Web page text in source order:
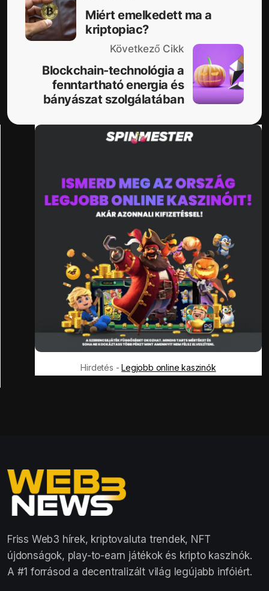
Miért emelkedett ma a
kriptopiac?
Következő Cikk
Blockchain-technológia a
fenntartható energia és
bányászat szolgálatában
Hirdetés -Legjobb online kaszinók
Friss Web3 hírek, kriptovaluta trendek, NFT
újdonságok, play-to-earn játékok és kripto kaszinók.
A #1 forrásod a decentralizált világ legújabb infóiért.